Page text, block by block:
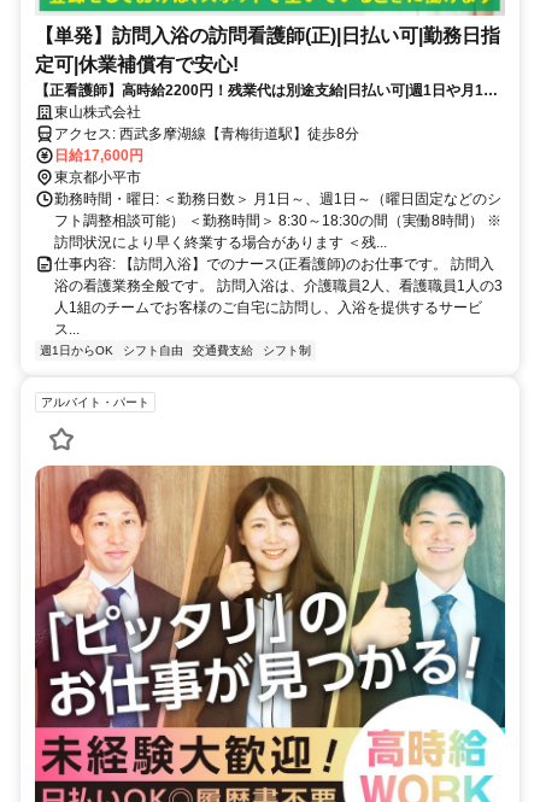
【単発】訪問入浴の訪問看護師(正)|日払い可|勤務日指
定可|休業補償有で安心!
【正看護師】高時給2200円！残業代は別途支給|日払い可|週1日や月1回
～の単発勤務OK|即日勤務可能|1日8hのスポットワーク【青梅街道駅】
(17954-49-9)
東山株式会社
アクセス: 西武多摩湖線【青梅街道駅】徒歩8分
日給17,600円
東京都小平市
勤務時間・曜日: ＜勤務日数＞ 月1日～、週1日～（曜日固定などのシ
フト調整相談可能） ＜勤務時間＞ 8:30～18:30の間（実働8時間） ※
訪問状況により早く終業する場合があります ＜残...
仕事内容: 【訪問入浴】でのナース(正看護師)のお仕事です。 訪問入
浴の看護業務全般です。 訪問入浴は、介護職員2人、看護職員1人の3
人1組のチームでお客様のご自宅に訪問し、入浴を提供するサービ
ス...
週1日からOK シフト自由 交通費支給 シフト制
アルバイト・パート